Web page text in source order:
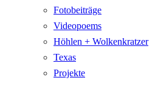
Fotobeiträge
Videopoems
Höhlen + Wolkenkratzer
Texas
Projekte